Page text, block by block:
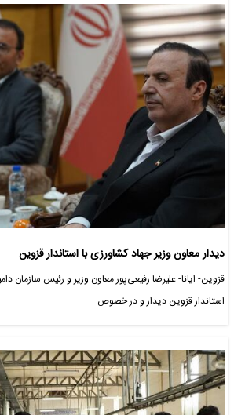
دیدار معاون وزیر جهاد کشاورزی با استاندار قزوین
قزوین- ایانا- علیرضا رفیعی‌پور معاون وزیر و رئیس سازمان
استاندار قزوین دیدار و در خصوص…